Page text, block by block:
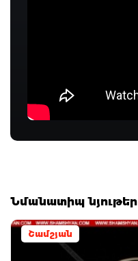
Նմանատիպ նյութեր
Շամշյան